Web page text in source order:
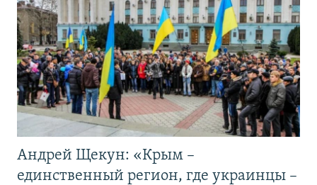
Андрей Щекун: «Крым –
единственный регион, где украинцы –